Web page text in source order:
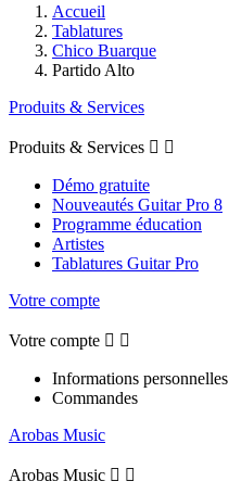
Accueil
Tablatures
Chico Buarque
Partido Alto
Produits & Services
Produits & Services  
Démo gratuite
Nouveautés Guitar Pro 8
Programme éducation
Artistes
Tablatures Guitar Pro
Votre compte
Votre compte  
Informations personnelles
Commandes
Arobas Music
Arobas Music  